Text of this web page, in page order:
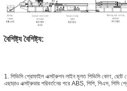
বৈশিষ্ট্য বৈশিষ্ট্য:
1. পিভিসি প্রোফাইল এক্সট্রুশন লাইন মূলত পিভিসি কোণ, ছোট
এছাড়াও এক্সট্রুডার পরিবর্তনের পরে ABS, পিপি, পিএস, পিসি